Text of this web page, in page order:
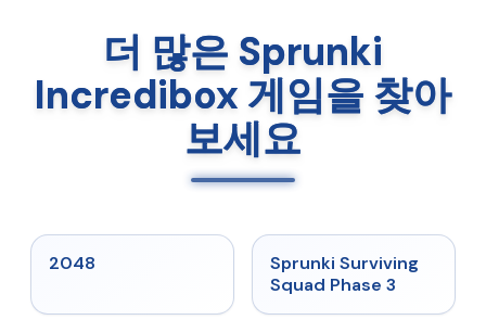
더 많은 Sprunki
Incredibox 게임을 찾아
보세요
2048 ★ 4.7
Sprunki Surviving
Squad Phase 3